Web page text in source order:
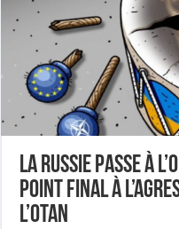
La Russie passe à
point final à
l’OTAN